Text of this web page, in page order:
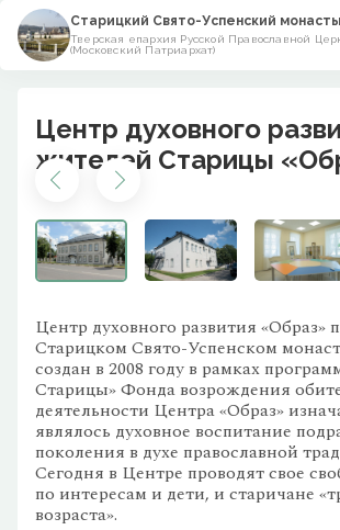
Старицкий Свято-Успенский
Тверская епархия Русской Православной
(Московский Патриархат)
Богослужение
Центр «Образ»
Контакты
Центр духовного
жителей Старицы
Центр духовного развития «Образ»
Старицком Свято-Успенском
создан в 2008 году в рамках
Старицы» Фонда возрождения
деятельности Центра «Образ»
являлось духовное воспитание
поколения в духе православной
Сегодня в Центре проводят свое
по интересам и дети, и старичане
возраста».